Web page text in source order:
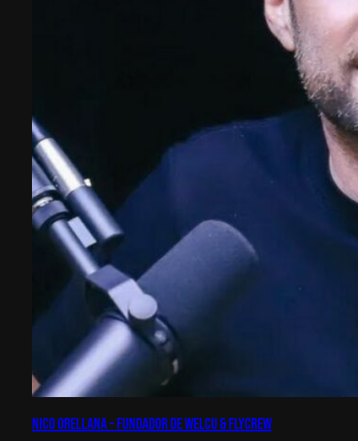
Nico Orellana – Fundador de Welcu & Flycrew